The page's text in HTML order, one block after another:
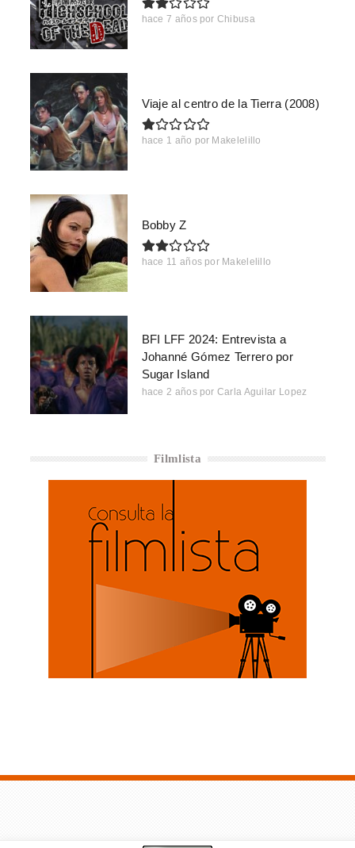
hace 7 años por Chibusa
Viaje al centro de la Tierra (2008)
hace 1 año por Makelelillo
Bobby Z
hace 11 años por Makelelillo
BFI LFF 2024: Entrevista a
Johanné Gómez Terrero por
Sugar Island
hace 2 años por Carla Aguilar Lopez
Filmlista